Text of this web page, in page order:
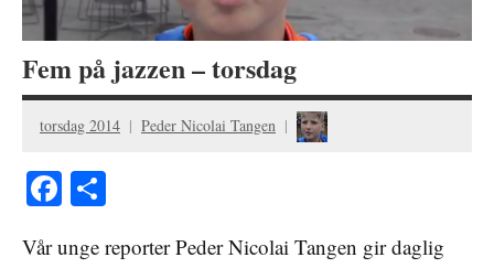
Fem på jazzen – torsdag
torsdag 2014 Peder Nicolai Tangen
Facebook
Vår unge reporter Peder Nicolai Tangen gir daglig